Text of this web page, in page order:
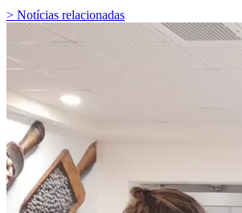
> Notícias relacionadas